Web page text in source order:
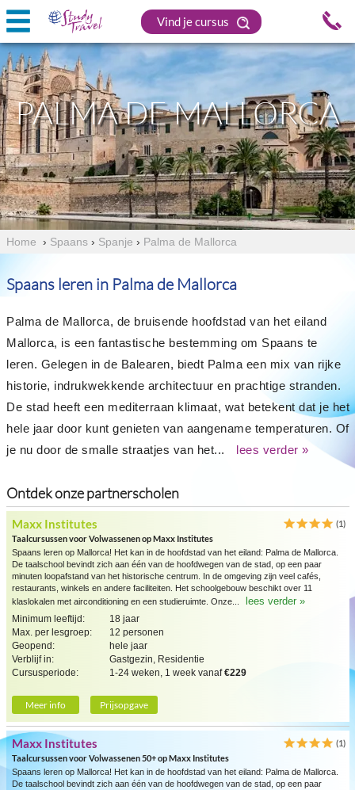
Vind je cursus
PALMA DE MALLORCA
Home › Spaans › Spanje › Palma de Mallorca
Spaans leren in Palma de Mallorca
Palma de Mallorca, de bruisende hoofdstad van het eiland
Mallorca, is een fantastische bestemming om Spaans te
leren. Gelegen in de Balearen, biedt Palma een mix van rijke
historie, indrukwekkende architectuur en prachtige stranden.
De stad heeft een mediterraan klimaat, wat betekent dat je het
hele jaar door kunt genieten van aangename temperaturen. Of
je nu door de smalle straatjes van het...
lees verder »
Ontdek onze partnerscholen
Maxx Institutes
(1)
Taalcursussen voor Volwassenen op Maxx Institutes
Spaans leren op Mallorca! Het kan in de hoofdstad van het eiland: Palma de Mallorca.
De taalschool bevindt zich aan één van de hoofdwegen van de stad, op een paar
minuten loopafstand van het historische centrum. In de omgeving zijn veel cafés,
restaurants, winkels en andere faciliteiten. Het schoolgebouw beschikt over 11
klaslokalen met airconditioning en een studieruimte. Onze...
lees verder »
Minimum leeftijd:
18 jaar
Max. per lesgroep:
12 personen
Geopend:
hele jaar
Verblijf in:
Gastgezin, Residentie
Cursusperiode:
1-24 weken, 1 week vanaf€229
Meer info Prijsopgave
Maxx Institutes
(1)
Taalcursussen voor Volwassenen 50+ op Maxx Institutes
Spaans leren op Mallorca! Het kan in de hoofdstad van het eiland: Palma de Mallorca.
De taalschool bevindt zich aan één van de hoofdwegen van de stad, op een paar